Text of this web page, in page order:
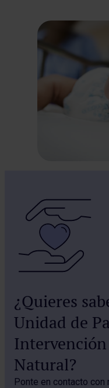
¿Quieres
Unidad de
Natural?
Ponte en contacto